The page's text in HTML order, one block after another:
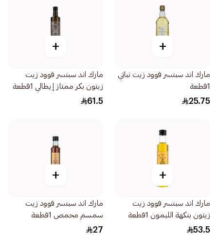
+
مارك اند سبنسر فوود زيت نباتي
1قطعة
25.75
+
مارك اند سبنسر فوود زيت
زيتون بكر ممتاز إيطالي 1قطعة
61.5
+
مارك اند سبنسر فوود زيت
زيتون بنكهة الليمون 1قطعة
53.5
+
مارك اند سبنسر فوود زيت
سمسم محمص 1قطعة
27